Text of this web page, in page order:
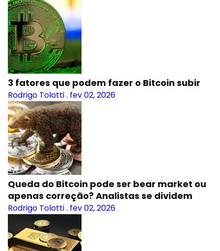
3 fatores que podem fazer o Bitcoin subir
Rodrigo Tolotti. fev 02, 2026
Queda do Bitcoin pode ser bear market ou
apenas correção? Analistas se dividem
Rodrigo Tolotti. fev 02, 2026